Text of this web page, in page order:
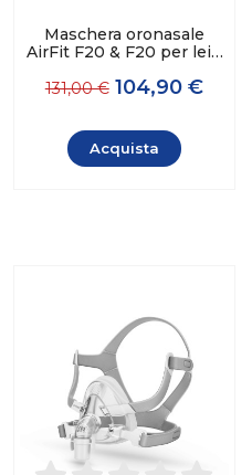
Maschera oronasale
AirFit F20 & F20 per lei -
131,00 € 104,90 €
Acquista